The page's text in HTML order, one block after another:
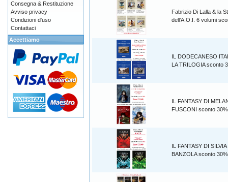
Fabrizio Di Lalla & la
dell’A.O.I. 6 volumi
IL DODECANESO
LA TRILOGIA sconto
IL FANTASY DI
FUSCONI sconto 30%
IL FANTASY DI SILVIA
BANZOLA sconto 30%
Consegna & Restituzione
Avviso privacy
Condizioni d'uso
Contattaci
Accettiamo